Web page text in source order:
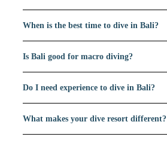
When is the best time to dive in Bali?
Is Bali good for macro diving?
Do I need experience to dive in Bali?
What makes your dive resort different?